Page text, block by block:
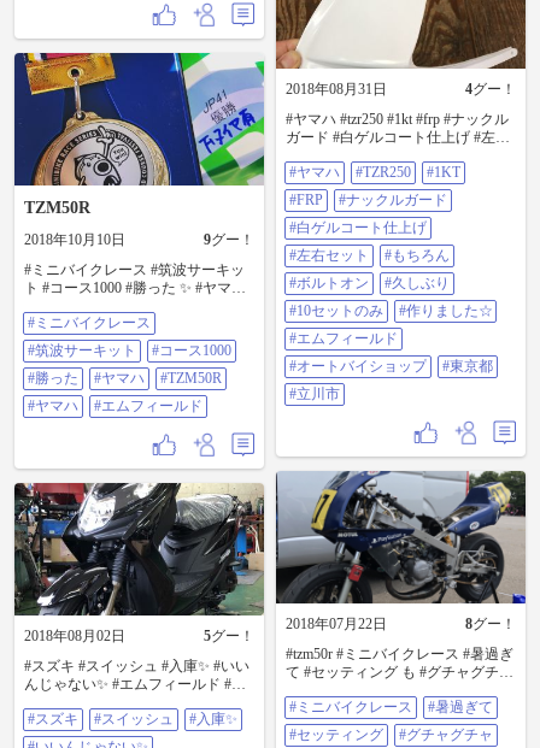
TZM50R
2018年10月10日 9グー！
#ミニバイクレース #筑波サーキッ
ト #コース1000 #勝った ✨ #ヤマハ
#ヤマハ だってまだまだ勝てるね✨
#エムフィールド
#ミニバイクレース
#筑波サーキット
#コース1000
#勝った
#ヤマハ
#TZM50R
#ヤマハ
#エムフィールド
2018年08月31日 4グー！
#ヤマハ #tzr250 #1kt #frp #ナックル
ガード #白ゲルコート仕上げ #左右
久しぶり に #10セットのみ #作りま
した☆ #エムフィールド #オートバ
イショップ #東京都 #立川市
#ヤマハ #TZR250
#1KT
#FRP
#ナックルガード
#白ゲルコート仕上げ
#左右セット
#もちろん
#ボルトオン
#久しぶり
#10セットのみ
#作りました☆
#エムフィールド
#オートバイショップ
#東京都
#立川市
2018年08月02日 5グー！
#スズキ #スイッシュ #入庫✨ #いい
んじゃない✨ #エムフィールド #オ
#スズキ
#スイッシュ
#入庫✨
2018年07月22日 8グー！
#tzm50r #ミニバイクレース #暑過ぎ
て #セッティング も #グチャグチャ
トバイショップ #エムフィールド #
東京都立川市
#ミニバイクレース
#暑過ぎて
#セッティング
#グチャグチャ